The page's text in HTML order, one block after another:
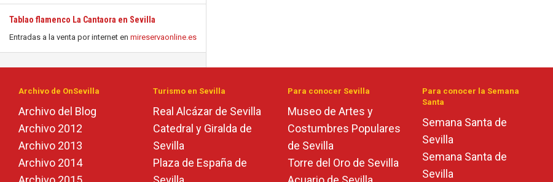
Tablao flamenco La Cantaora en Sevilla
Entradas a la venta por internet en mireservaonline.es
Archivo de OnSevilla
Archivo del Blog
Archivo 2012
Archivo 2013
Archivo 2014
Turismo en Sevilla
Real Alcázar de Sevilla
Catedral y Giralda de
Sevilla
Plaza de España de
Para conocer Sevilla
Museo de Artes y
Costumbres Populares
de Sevilla
Torre del Oro de Sevilla
Para conocer la Semana
Santa
Semana Santa de
Sevilla
Semana Santa de
Sevilla